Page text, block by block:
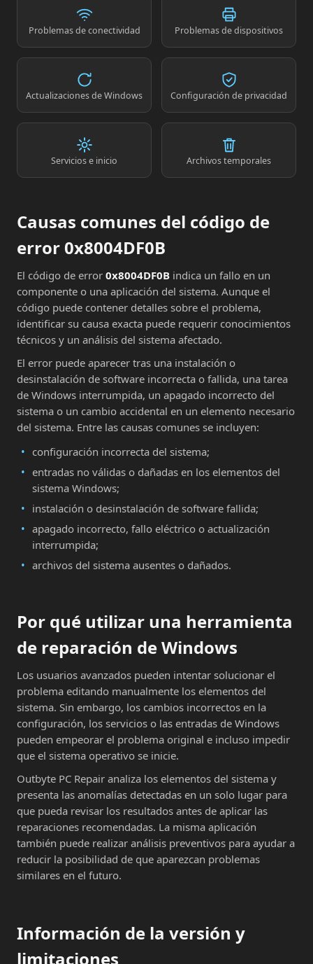
Problemas de conectividad Problemas de dispositivos
Actualizaciones de Windows Configuración de privacidad
Servicios e inicio Archivos temporales
Causas comunes del código de
error 0x8004DF0B
El código de error 0x8004DF0B indica un fallo en un
componente o una aplicación del sistema. Aunque el
código puede contener detalles sobre el problema,
identificar su causa exacta puede requerir conocimientos
técnicos y un análisis del sistema afectado.
El error puede aparecer tras una instalación o
desinstalación de software incorrecta o fallida, una tarea
de Windows interrumpida, un apagado incorrecto del
sistema o un cambio accidental en un elemento necesario
del sistema. Entre las causas comunes se incluyen:
configuración incorrecta del sistema;
entradas no válidas o dañadas en los elementos del
sistema Windows;
instalación o desinstalación de software fallida;
apagado incorrecto, fallo eléctrico o actualización
interrumpida;
archivos del sistema ausentes o dañados.
Por qué utilizar una herramienta
de reparación de Windows
Los usuarios avanzados pueden intentar solucionar el
problema editando manualmente los elementos del
sistema. Sin embargo, los cambios incorrectos en la
configuración, los servicios o las entradas de Windows
pueden empeorar el problema original e incluso impedir
que el sistema operativo se inicie.
Outbyte PC Repair analiza los elementos del sistema y
presenta las anomalías detectadas en un solo lugar para
que pueda revisar los resultados antes de aplicar las
reparaciones recomendadas. La misma aplicación
también puede realizar análisis preventivos para ayudar a
reducir la posibilidad de que aparezcan problemas
similares en el futuro.
Información de la versión y
limitaciones